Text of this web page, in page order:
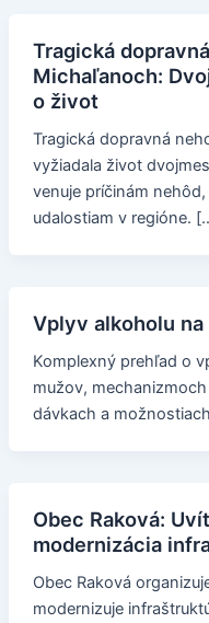
Tragická
Michaľanoch:
o život
Tragická dopravná
vyžiadala život
venuje príčinám
udalostiam v regióne.
Vplyv alkoholu
Komplexný prehľad o
mužov,
dávkach a
Obec Raková:
modernizácia
Obec Raková
modernizuje